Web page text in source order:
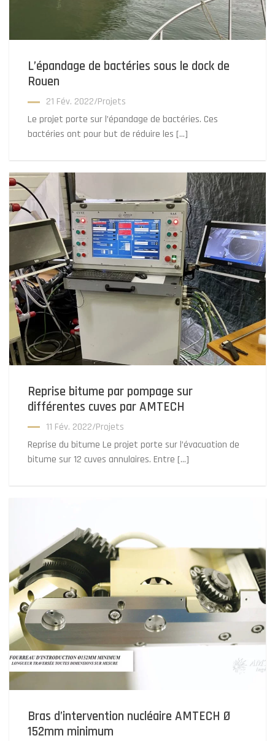
L’épandage de bactéries sous le dock de
Rouen
21 Fév. 2022/Projets
Le projet porte sur l’épandage de bactéries. Ces
bactéries ont pour but de réduire les […]
Reprise bitume par pompage sur
différentes cuves par AMTECH
11 Fév. 2022/Projets
Reprise du bitume Le projet porte sur l’évacuation de
bitume sur 12 cuves annulaires. Entre […]
Bras d’intervention nucléaire AMTECH Ø
152mm minimum